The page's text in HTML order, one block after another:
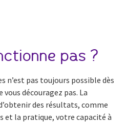
pas ?
n’est pas toujours possible dès
découragez pas. La
des résultats, comme
et la pratique, votre capacité à